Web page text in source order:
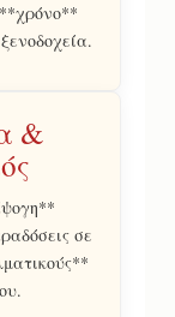
&
σε